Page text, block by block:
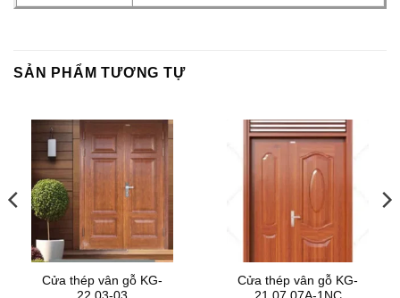
SẢN PHẨM TƯƠNG TỰ
Cửa thép vân gỗ KG-
Cửa thép vân gỗ KG-